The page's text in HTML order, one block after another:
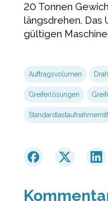
20 Tonnen
längsdrehen. Das
gültigen
Auftragsvolumen
Greiferlösungen